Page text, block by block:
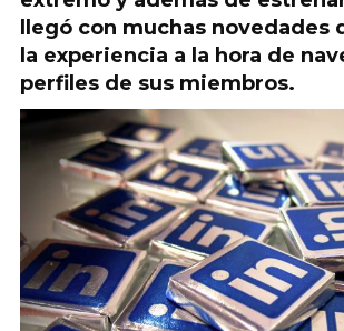
llegó con muchas novedades
la experiencia a la hora de
perfiles de sus miembros.